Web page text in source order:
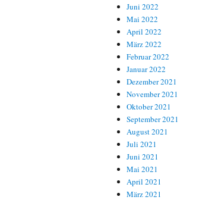
Juni 2022
Mai 2022
April 2022
März 2022
Februar 2022
Januar 2022
Dezember 2021
November 2021
Oktober 2021
September 2021
August 2021
Juli 2021
Juni 2021
Mai 2021
April 2021
März 2021